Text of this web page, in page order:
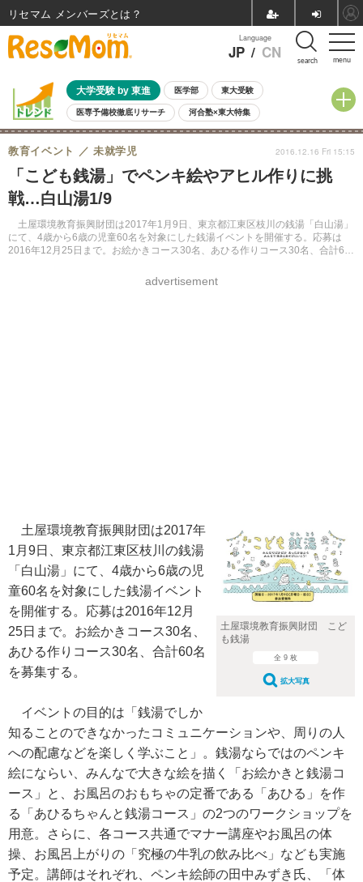
menu
Language
JP / CN search
大学受験 by 東進 医学部 東大受験
医専予備校徹底リサーチ 河合塾×東大特集
親子で考える大学選び 高校受験 中学受験 小学校受験
共通テスト 夏休み 8月開催学校説明会・相談会
8月開催イベント・WS 全国公立高校 過去問 人気記事
自由研究教材（小学生向け）
「こども銭湯」でペンキ絵やアヒル作りに挑
戦…白山湯1/9
土屋環境教育振興財団は2017年1月9日、東京都江東区枝川の銭湯「白山湯」
にて、4歳から6歳の児童60名を対象にした銭湯イベントを開催する。応募は
2016年12月25日まで。お絵かきコース30名、あひる作りコース30名、合計60
教育イベント 未就学児
advertisement
2016.12.16 Fri 15:15
土屋環境教育振興財団 こど
も銭湯
全 9 枚
拡大写真
土屋環境教育振興財団は2017年
1月9日、東京都江東区枝川の銭湯
「白山湯」にて、4歳から6歳の児
童60名を対象にした銭湯イベント
を開催する。応募は2016年12月
25日まで。お絵かきコース30名、
あひる作りコース30名、合計60名
を募集する。
イベントの目的は「銭湯でしか
知ることのできなかったコミュニケーションや、周りの人
への配慮などを楽しく学ぶこと」。銭湯ならではのペンキ
絵にならい、みんなで大きな絵を描く「お絵かきと銭湯コ
ース」と、お風呂のおもちゃの定番である「あひる」を作
る「あひるちゃんと銭湯コース」の2つのワークショップを
用意。さらに、各コース共通でマナー講座やお風呂の体
操、お風呂上がりの「究極の牛乳の飲み比べ」なども実施
予定。講師はそれぞれ、ペンキ絵師の田中みずき氏、「体
リセマム メンバーズ